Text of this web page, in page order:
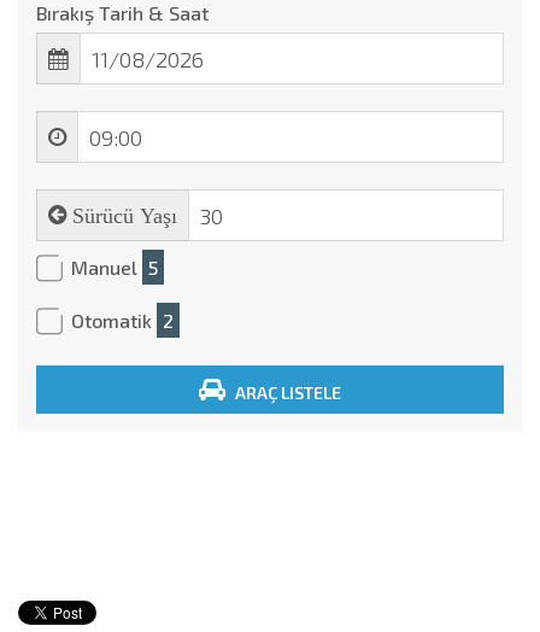
Bırakış Tarih & Saat
Sürücü Yaşı
Manuel 5
Otomatik 2
ARAÇ LISTELE